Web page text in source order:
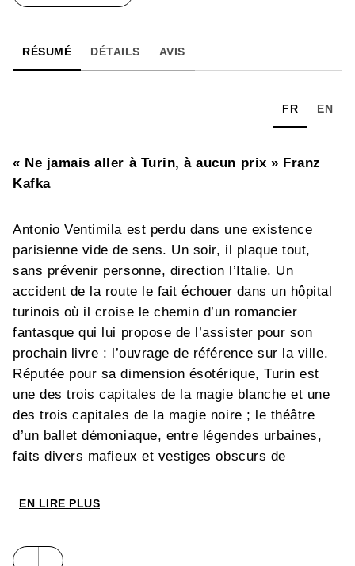
RÉSUMÉ DÉTAILS AVIS
FR EN
« Ne jamais aller à Turin, à aucun prix » Franz
Kafka
Antonio Ventimila est perdu dans une existence
parisienne vide de sens. Un soir, il plaque tout,
sans prévenir personne, direction l’Italie. Un
accident de la route le fait échouer dans un hôpital
turinois où il croise le chemin d’un romancier
fantasque qui lui propose de l’assister pour son
prochain livre : l’ouvrage de référence sur la ville.
Réputée pour sa dimension ésotérique, Turin est
une des trois capitales de la magie blanche et une
des trois capitales de la magie noire ; le théâtre
d’un ballet démoniaque, entre légendes urbaines,
faits divers mafieux et vestiges obscurs de
histoires criminelles de son enquête sera un chemin
révélera ses mystères, tandis qu’Antonio affrontera
EN LIRE PLUS